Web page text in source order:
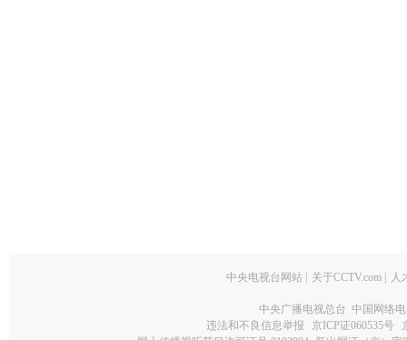
中央电视台网站 关于CCTV.com 人
中央广播电视总台 中国网络
违法和不良信息举报
京ICP证060535号